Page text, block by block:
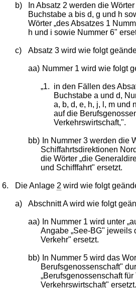
b)
In Absatz 2 werden die
Buchstabe a bis d, g und h
Wörter „des Absatzes 1
h und i sowie Nummer 6"
c) Absatz 3 wird wie folgt
aa) Nummer 1 wird wie folgt
„1. in den Fällen des
Buchstabe a und d,
a, b, d, e, h, j, l, m und
auf die
Verkehrswirtschaft,".
bb)
In Nummer 3 werden die
Schiffahrtsdirektionen
die Wörter „die
und Schifffahrt" ersetzt.
6. Die Anlage 2 wird wie folgt
a) Abschnitt A wird wie folgt
aa)
In Nummer 1 wird unter
Angabe „See-BG" jeweils
Verkehr" ersetzt.
bb)
In Nummer 5 wird das
Berufsgenossenschaft"
„Berufsgenossenschaft für
Verkehrswirtschaft" ersetzt.